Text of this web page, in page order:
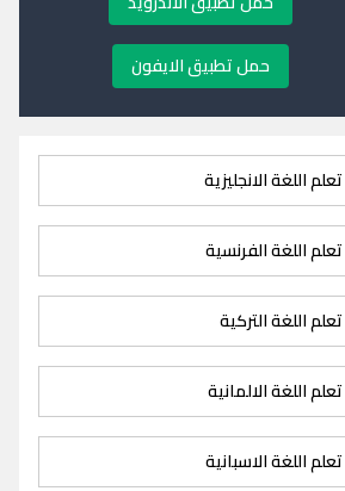
حمل تطبيق الايفون
تعلم اللغة الانجليزية
تعلم اللغة الفرنسية
تعلم اللغة التركية
تعلم اللغة الالمانية
تعلم اللغة الاسبانية